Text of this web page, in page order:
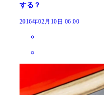
する？
2016年02月10日 06:00